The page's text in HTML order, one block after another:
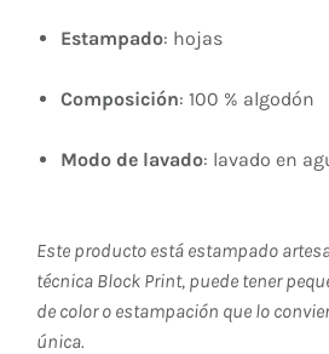
Estampado: hojas
Composición: 100 % algodón
Modo de lavado: lavado en
Este producto está estampado
técnica Block Print, puede tener
de color o estampación que lo
única.